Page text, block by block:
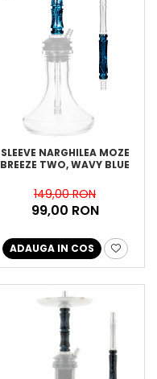
SLEEVE NARGHILEA MOZE
BREEZE TWO, WAVY BLUE
149,00 RON
99,00 RON
ADAUGA IN COS